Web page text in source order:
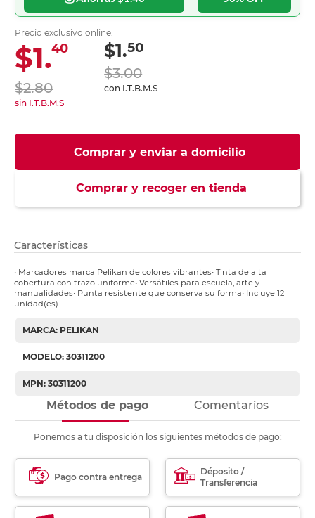
Precio exclusivo online:
$1.40
$2.80
sin I.T.B.M.S
$1.50
$3.00
con I.T.B.M.S
Comprar y enviar a domicilio
Comprar y recoger en tienda
Características
• Marcadores marca Pelikan de colores vibrantes• Tinta de alta
cobertura con trazo uniforme• Versátiles para escuela, arte y
manualidades• Punta resistente que conserva su forma• Incluye 12
unidad(es)
MARCA: PELIKAN
MODELO: 30311200
MPN: 30311200
Métodos de pago Comentarios
Ponemos a tu disposición los siguientes métodos de pago:
Pago contra entrega
Déposito /
Transferencia